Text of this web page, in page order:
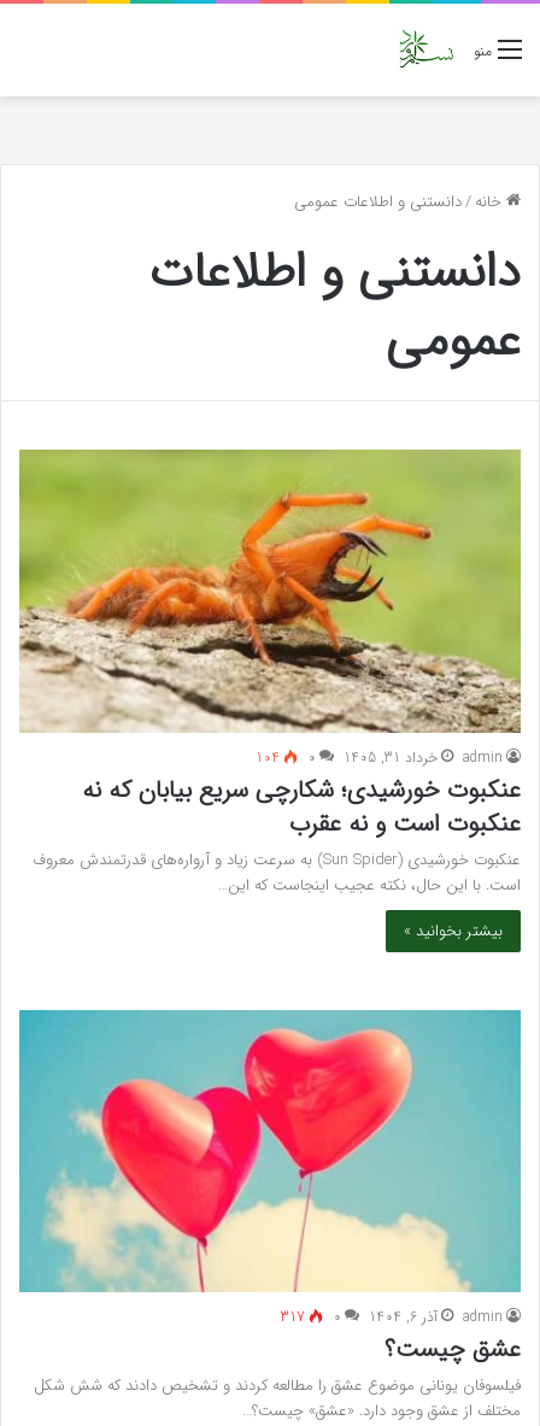
منو
خانه/دانستنی و اطلاعات عمومی
دانستنی و اطلاعات
عمومی
admin خرداد 31, 1405 ۰ 104
عنکبوت خورشیدی؛ شکارچی سریع بیابان که نه
عنکبوت است و نه عقرب
عنکبوت خورشیدی (Sun Spider) به سرعت زیاد و آرواره‌های قدرتمندش معروف
است. با این حال، نکته عجیب اینجاست که این…
بیشتر بخوانید »
admin آذر 6, 1404 ۰ 317
عشق چیست؟
فیلسوفان یونانی موضوع عشق را مطالعه کردند و تشخیص دادند که شش شکل
مختلف از عشق وجود دارد. «عشق» چیست؟…